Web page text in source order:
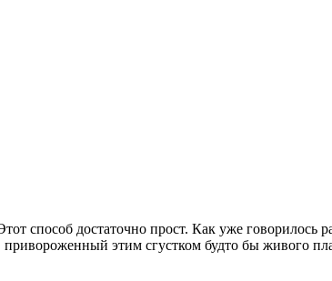
способ достаточно прост. Как уже говорилось
этим сгустком будто бы живого